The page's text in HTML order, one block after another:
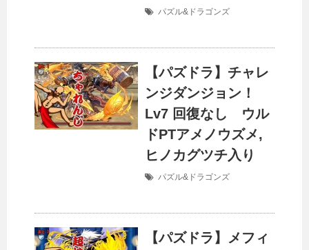
パズル&ドラゴンズ
【パズドラ】チャレ
ンジダンジョン！
Lv7 回復なし ウル
ドPTアメノウズメ,
ヒノカグツチ入り
パズル&ドラゴンズ
【パズドラ】メフィ